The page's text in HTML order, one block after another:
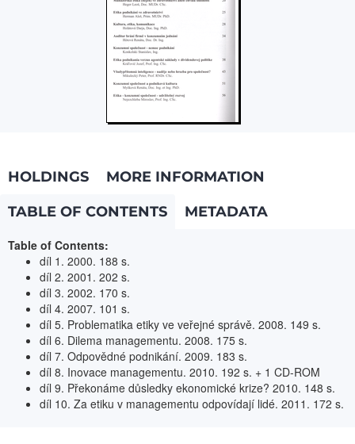
HOLDINGS
MORE INFORMATION
TABLE OF CONTENTS
METADATA
Table of Contents:
díl 1. 2000. 188 s.
díl 2. 2001. 202 s.
díl 3. 2002. 170 s.
díl 4. 2007. 101 s.
díl 5. Problematika etiky ve veřejné správě. 2008. 149 s.
díl 6. Dilema managementu. 2008. 175 s.
díl 7. Odpovědné podnikání. 2009. 183 s.
díl 8. Inovace managementu. 2010. 192 s. + 1 CD-ROM
díl 9. Překonáme důsledky ekonomické krize? 2010. 148 s.
díl 10. Za etiku v managementu odpovídají lidé. 2011. 172 s.